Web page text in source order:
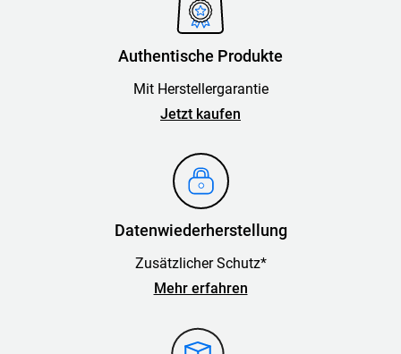
Authentische Produkte
Mit Herstellergarantie
Jetzt kaufen
Datenwiederherstellung
Zusätzlicher Schutz*
Mehr erfahren